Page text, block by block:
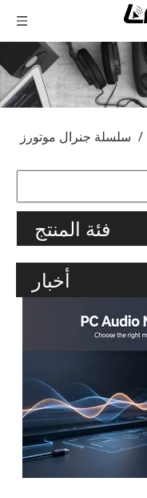
/ سلسلة جنرال موتورز
فئة المنتج
أخبار